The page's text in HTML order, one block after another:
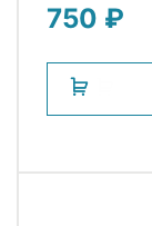
750 ₽